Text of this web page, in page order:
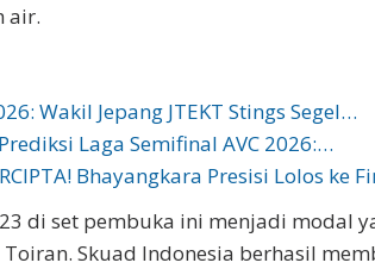
air.
Wakil Jepang JTEKT Stings Segel…
Laga Semifinal AVC 2026:…
Bhayangkara Presisi Lolos ke
di set pembuka ini menjadi modal
Toiran. Skuad Indonesia berhasil